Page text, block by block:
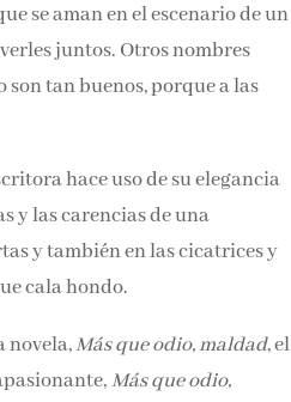
se aman en el escenario de un
juntos. Otros nombres
tan buenos, porque a las
hace uso de su elegancia
y las carencias de una
y también en las cicatrices y
cala hondo.
novela,Más que odio, maldad, el
Más que odio,